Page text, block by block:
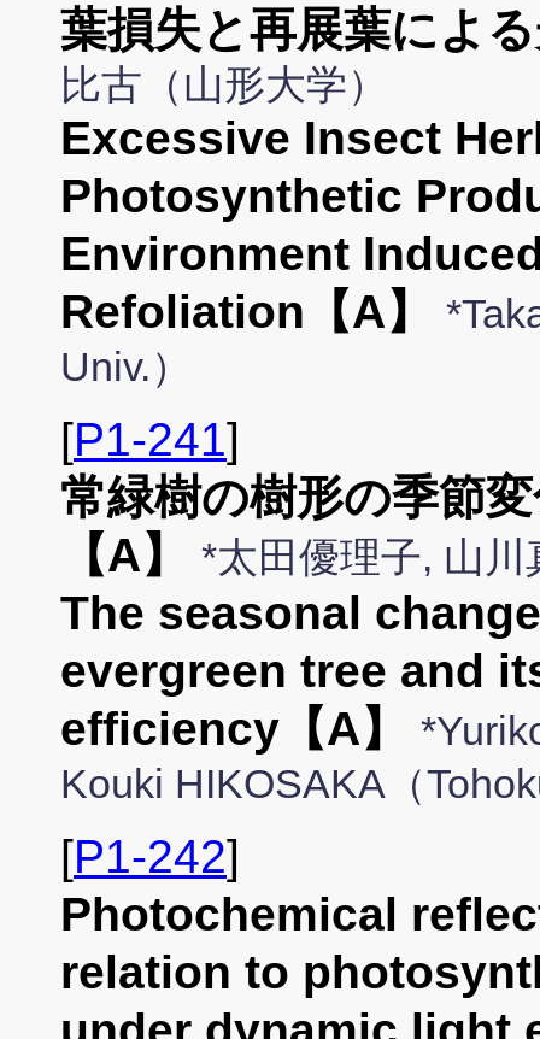
葉損失と再展葉によ
比古（山形大学）
Excessive Insect
Photosynthetic
Environment
Refoliation【A】
Univ.）
[P1-241]
常緑樹の樹形の季節
【A】
*太田優理子, 山
The seasonal
evergreen tree and
efficiency【A】
Kouki HIKOSAKA（
[P1-242]
Photochemical
relation to